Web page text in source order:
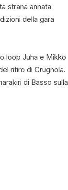
strana annata
della gara
loop Juha e Mikko
ritiro di Crugnola.
di Basso sulla